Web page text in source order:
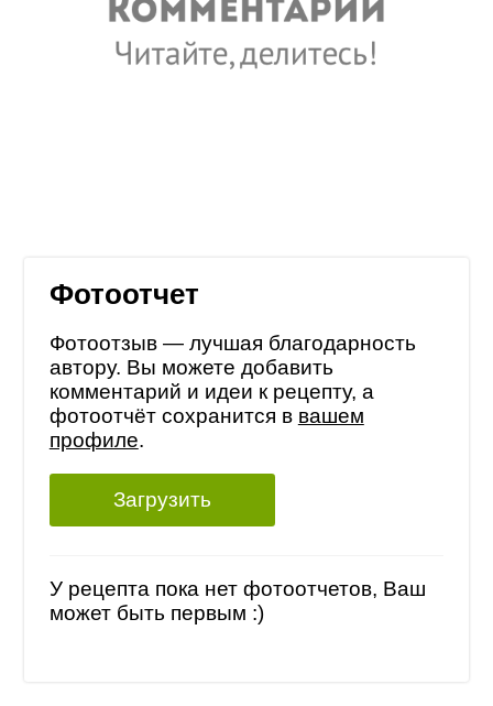
Фотоотчет
Фотоотзыв — лучшая благодарность
автору. Вы можете добавить
комментарий и идеи к рецепту, а
фотоотчёт сохранится в вашем
профиле.
Загрузить
У рецепта пока нет фотоотчетов, Ваш
может быть первым :)